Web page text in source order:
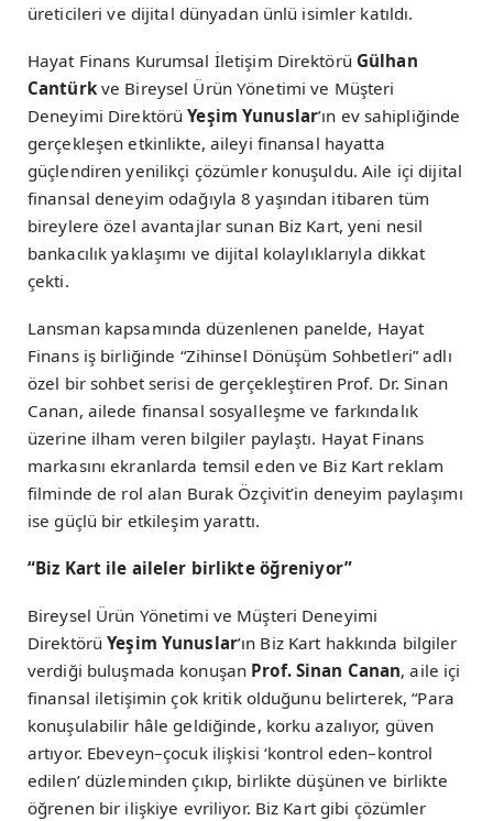
üreticileri ve dijital dünyadan ünlü isimler katıldı.
Hayat Finans Kurumsal İletişim Direktörü Gülhan
Cantürkve Bireysel Ürün Yönetimi ve Müşteri
Deneyimi DirektörüYeşim Yunuslar’ın ev sahipliğinde
gerçekleşen etkinlikte, aileyi finansal hayatta
güçlendiren yenilikçi çözümler konuşuldu. Aile içi dijital
finansal deneyim odağıyla 8 yaşından itibaren tüm
bireylere özel avantajlar sunan Biz Kart, yeni nesil
bankacılık yaklaşımı ve dijital kolaylıklarıyla dikkat
çekti.
Lansman kapsamında düzenlenen panelde, Hayat
Finans iş birliğinde “Zihinsel Dönüşüm Sohbetleri” adlı
özel bir sohbet serisi de gerçekleştiren Prof. Dr. Sinan
Canan, ailede finansal sosyalleşme ve farkındalık
üzerine ilham veren bilgiler paylaştı. Hayat Finans
markasını ekranlarda temsil eden ve Biz Kart reklam
filminde de rol alan Burak Özçivit’in deneyim paylaşımı
ise güçlü bir etkileşim yarattı.
“Biz Kart ile aileler birlikte öğreniyor”
Bireysel Ürün Yönetimi ve Müşteri Deneyimi
DirektörüYeşim Yunuslar’ın Biz Kart hakkında bilgiler
verdiği buluşmada konuşan Prof. Sinan Canan, aile içi
finansal iletişimin çok kritik olduğunu belirterek, “Para
konuşulabilir hâle geldiğinde, korku azalıyor, güven
artıyor. Ebeveyn–çocuk ilişkisi ‘kontrol eden–kontrol
edilen’ düzleminden çıkıp, birlikte düşünen ve birlikte
öğrenen bir ilişkiye evriliyor. Biz Kart gibi çözümler